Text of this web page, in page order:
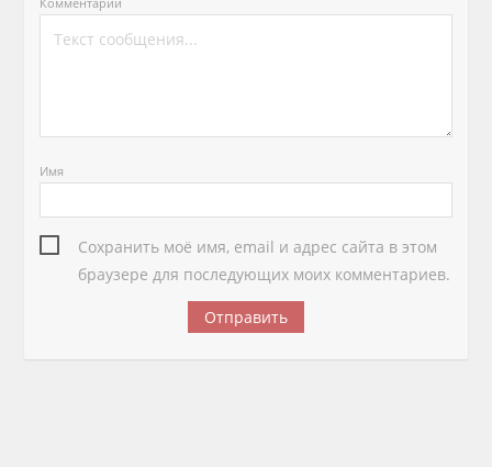
Имя
Сохранить моё имя, email и адрес сайта в этом
браузере для последующих моих комментариев.